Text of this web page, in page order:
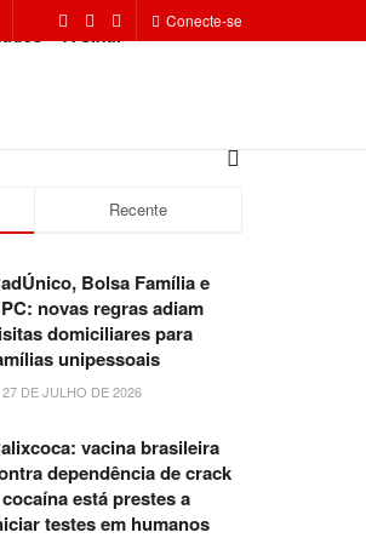
Conecte-se
A Sinal
Recente
Bolsa Família e
novas regras adiam
domiciliares para
unipessoais
27 DE JULHO DE 2026
vacina brasileira
dependência de crack
está prestes a
testes em humanos